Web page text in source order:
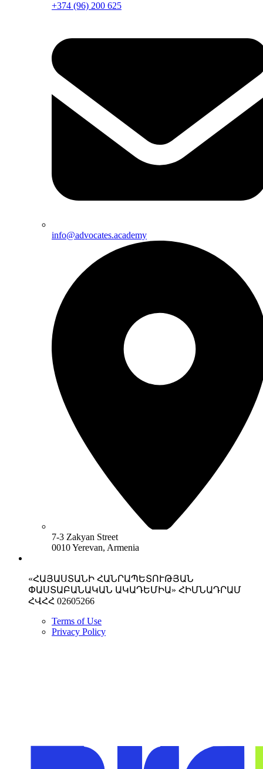
+374 (96) 200 625
info@advocates.academy
7-3 Zakyan Street
0010 Yerevan, Armenia
«ՀԱՅԱՍՏԱՆԻ ՀԱՆՐԱՊԵՏՈՒԹՅԱՆ
ՓԱՍՏԱԲԱՆԱԿԱՆ ԱԿԱԴԵՄԻԱ» ՀԻՄՆԱԴՐԱՄ
ՀՎՀՀ 02605266
Terms of Use
Privacy Policy